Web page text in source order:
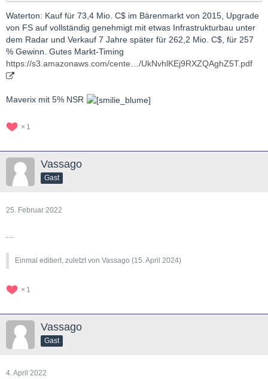
Waterton: Kauf für 73,4 Mio. C$ im Bärenmarkt von 2015, Upgrade
von FS auf vollständig genehmigt mit etwas Infrastrukturbau unter
dem Radar und Verkauf 7 Jahre später für 262,2 Mio. C$, für 257
% Gewinn. Gutes Markt-Timing
https://s3.amazonaws.com/cente…/UkNvhlKEj9RXZQAghZ5T.pdf
Maverix mit 5% NSR
1
Vassago
Gast
25. Februar 2022
...
Einmal editiert, zuletzt von Vassago (15. April 2024)
1
Vassago
Gast
4. April 2022